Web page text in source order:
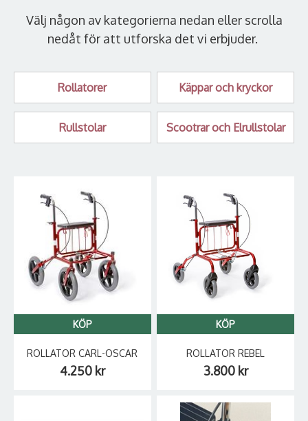
Välj någon av kategorierna nedan eller scrolla
nedåt för att utforska det vi erbjuder.
Rollatorer Käppar och kryckor
Rullstolar Scootrar och Elrullstolar
KÖP
ROLLATOR CARL-OSCAR
4.250 kr
KÖP
ROLLATOR REBEL
3.800 kr